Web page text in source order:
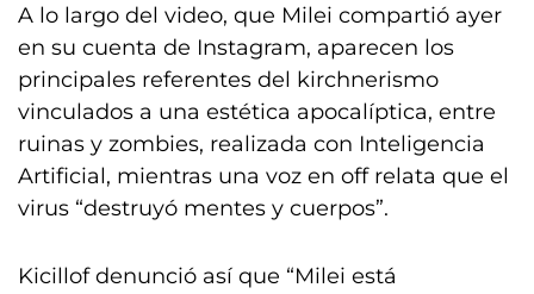
A lo largo del video, que Milei compartió ayer
en su cuenta de Instagram, aparecen los
principales referentes del kirchnerismo
vinculados a una estética apocalíptica, entre
ruinas y zombies, realizada con Inteligencia
Artificial, mientras una voz en off relata que el
virus “destruyó mentes y cuerpos”.
Kicillof denunció así que “Milei está